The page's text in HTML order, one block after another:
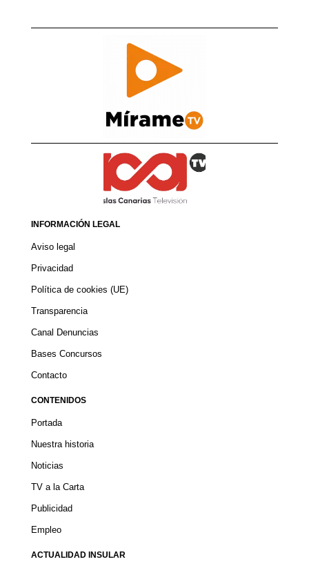
INFORMACIÓN LEGAL
Aviso legal
Privacidad
Política de cookies (UE)
Transparencia
Canal Denuncias
Bases Concursos
Contacto
CONTENIDOS
Portada
Nuestra historia
Noticias
TV a la Carta
Publicidad
Empleo
ACTUALIDAD INSULAR